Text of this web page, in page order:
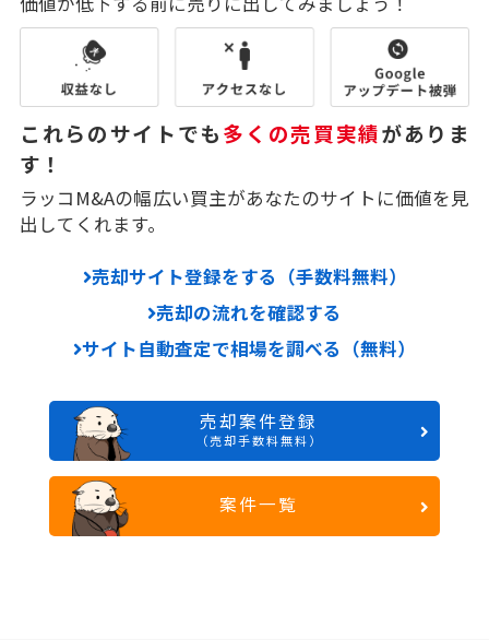
これらのサイトでも多くの売買実績がありま
す！
ラッコM&Aの幅広い買主があなたのサイトに価値を見
出してくれます。
売却サイト登録をする（手数料無料）
売却の流れを確認する
サイト自動査定で相場を調べる（無料）
売却案件登録
（売却手数料無料）
案件一覧